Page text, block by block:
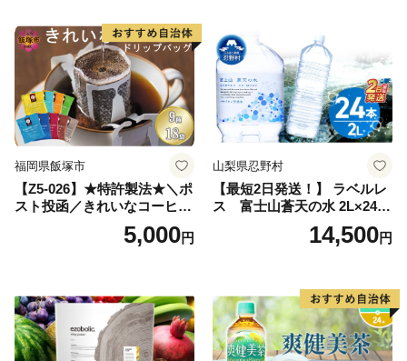
小分け お土産 お取り寄せ グ
ルメ 福岡 九州 福岡県 国産
日本 ふかむし茶 ふかむし 家
庭用 自宅用 ちゃ りょくちゃ
ふかむしちゃ 急須 甘み 川崎
町 送料無料
福岡県飯塚市
【Z5-026】★特許製法★＼ポ
スト投函／きれいなコーヒー
ドリップバッグ9種セット(18
袋)ゆうパケットでお届け！
5,000円
山梨県忍野村
【最短2日発送！】 ラベルレ
ス 富士山蒼天の水 2L×24本
（4ケース）※離島不可 天然
水 ミネラルウォーター 水 ペ
産 シリカ ミネラル 美容 備蓄
防災 長期保存 富士山 山梨県
忍野村
14,500円